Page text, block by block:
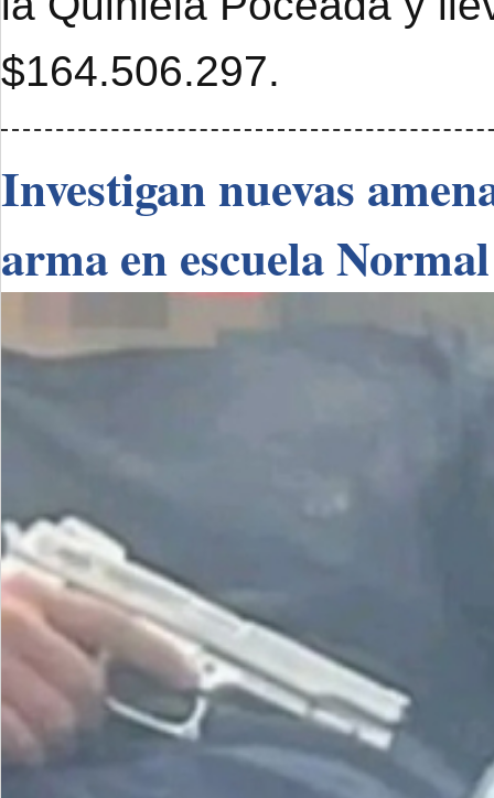
$164.506.297.
Investigan nuevas
arma en escuela Normal